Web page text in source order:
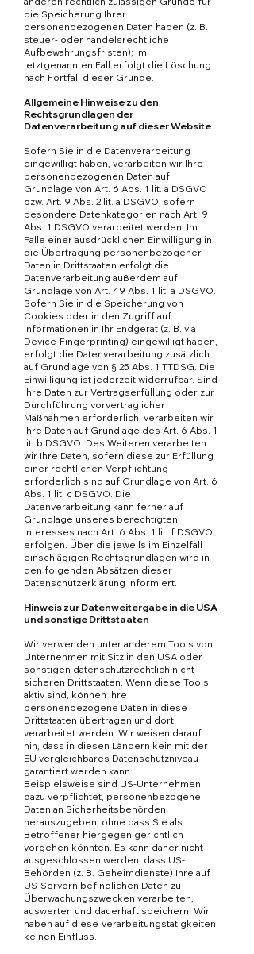
die Speicherung Ihrer
personenbezogenen Daten haben (z. B.
steuer- oder handelsrechtliche
Aufbewahrungsfristen); im
letztgenannten Fall erfolgt die Löschung
nach Fortfall dieser Gründe.
Allgemeine Hinweise zu den
Rechtsgrundlagen der
Datenverarbeitung auf dieser Website
Sofern Sie in die Datenverarbeitung
eingewilligt haben, verarbeiten wir Ihre
personenbezogenen Daten auf
Grundlage von Art. 6 Abs. 1 lit. a DSGVO
bzw. Art. 9 Abs. 2 lit. a DSGVO, sofern
besondere Datenkategorien nach Art. 9
Abs. 1 DSGVO verarbeitet werden. Im
Falle einer ausdrücklichen Einwilligung in
die Übertragung personenbezogener
Daten in Drittstaaten erfolgt die
Datenverarbeitung außerdem auf
Grundlage von Art. 49 Abs. 1 lit. a DSGVO.
Sofern Sie in die Speicherung von
Cookies oder in den Zugriff auf
Informationen in Ihr Endgerät (z. B. via
Device-Fingerprinting) eingewilligt haben,
erfolgt die Datenverarbeitung zusätzlich
auf Grundlage von § 25 Abs. 1 TTDSG. Die
Einwilligung ist jederzeit widerrufbar. Sind
Ihre Daten zur Vertragserfüllung oder zur
Durchführung vorvertraglicher
Maßnahmen erforderlich, verarbeiten wir
Ihre Daten auf Grundlage des Art. 6 Abs. 1
lit. b DSGVO. Des Weiteren verarbeiten
wir Ihre Daten, sofern diese zur Erfüllung
einer rechtlichen Verpflichtung
erforderlich sind auf Grundlage von Art. 6
Abs. 1 lit. c DSGVO. Die
Datenverarbeitung kann ferner auf
Grundlage unseres berechtigten
Interesses nach Art. 6 Abs. 1 lit. f DSGVO
erfolgen. Über die jeweils im Einzelfall
einschlägigen Rechtsgrundlagen wird in
den folgenden Absätzen dieser
Datenschutzerklärung informiert.
Hinweis zur Datenweitergabe in die USA
und sonstige Drittstaaten
Wir verwenden unter anderem Tools von
Unternehmen mit Sitz in den USA oder
sonstigen datenschutzrechtlich nicht
sicheren Drittstaaten. Wenn diese Tools
aktiv sind, können Ihre
personenbezogene Daten in diese
Drittstaaten übertragen und dort
verarbeitet werden. Wir weisen darauf
hin, dass in diesen Ländern kein mit der
EU vergleichbares Datenschutzniveau
garantiert werden kann.
Beispielsweise sind US-Unternehmen
dazu verpflichtet, personenbezogene
Daten an Sicherheitsbehörden
herauszugeben, ohne dass Sie als
Betroffener hiergegen gerichtlich
vorgehen könnten. Es kann daher nicht
ausgeschlossen werden, dass US-
Behörden (z. B. Geheimdienste) Ihre auf
US-Servern befindlichen Daten zu
Überwachungszwecken verarbeiten,
auswerten und dauerhaft speichern. Wir
haben auf diese Verarbeitungstätigkeiten
keinen Einfluss.